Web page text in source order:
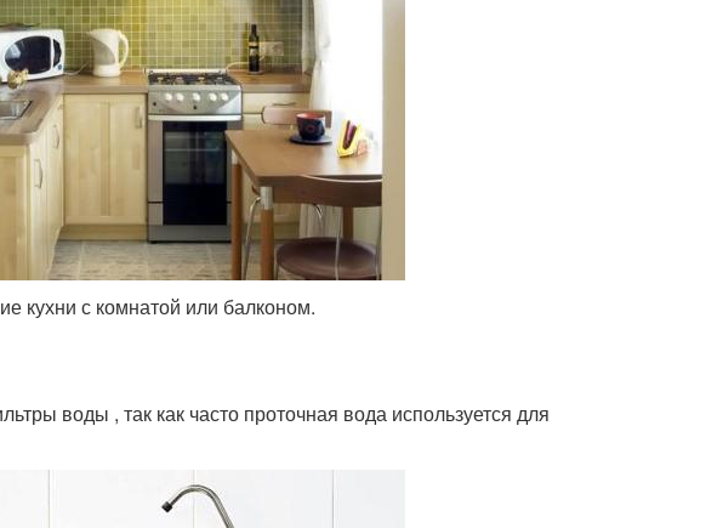
кухни с комнатой или балконом.
воды , так как часто проточная вода используется для